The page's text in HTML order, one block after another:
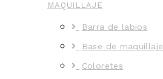
MAQUILLAJE
Barra de labios
Base de maquillaje
Coloretes